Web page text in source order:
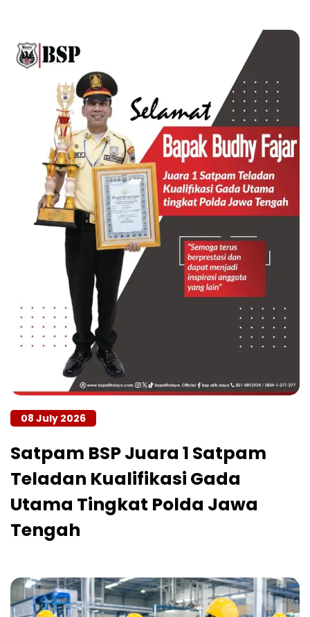
08 July 2026
Satpam BSP Juara 1 Satpam
Teladan Kualifikasi Gada
Utama Tingkat Polda Jawa
Tengah